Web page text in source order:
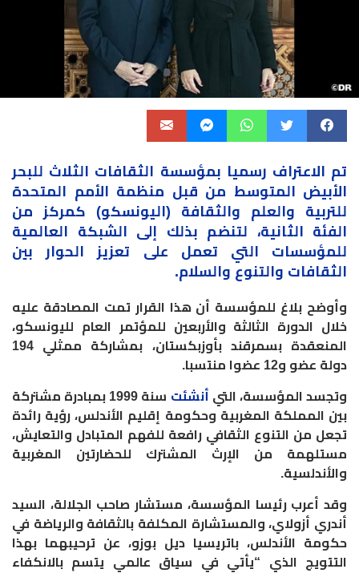
تم الاعتراف رسميا بمؤسسة الثقافات الثلاث للبحر
الأبيض المتوسط من قبل منظمة الأمم المتحدة
للتربية والعلم والثقافة (اليونسكو) كمركز من
الفئة الثانية، لتنضم بذلك إلى الشبكة العالمية
للمؤسسات التي تعمل على تعزيز الحوار بين
الثقافات والتنوع والسلام.
وأوضح بلاغ للمؤسسة أن هذا القرار تمت المصادقة عليه
خلال الدورة الثالثة والأربعين للمؤتمر العام لليونسكو،
المنعقدة بسمرقند بأوزبكستان، بمشاركة ممثلي 194
دولة عضو و12 عضوا منتسبا.
وتجسد المؤسسة، التي أنشئت
سنة 1999 بمبادرة مشتركة
بين المملكة المغربية وحكومة إقليم الأندلس، رؤية رائدة
تجعل من التنوع الثقافي رافعة للفهم المتبادل والتعايش،
مستلهمة من الإرث المشترك للحضارتين المغربية
والأندلسية.
وقد أعرب رئيسا المؤسسة، مستشار صاحب الجلالة، السيد
أندري أزولاي، والمستشارة المكلفة بالثقافة والرياضة في
حكومة الأندلس، باتريسيا ديل بوزو، عن ترحيبهما بهذا
التتويج الذي “يأتي في سياق عالمي يتسم بالانكفاء